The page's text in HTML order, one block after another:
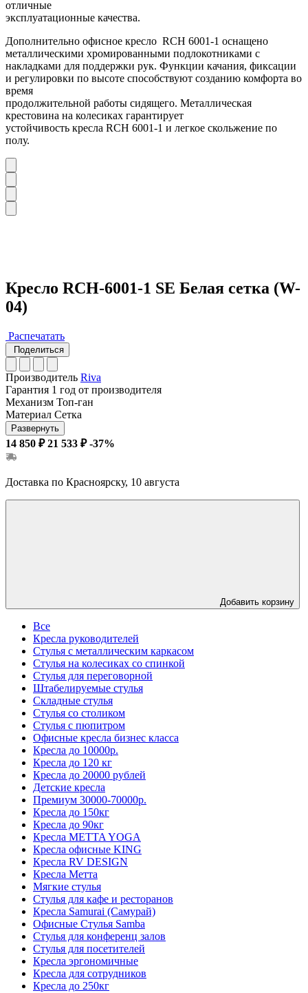
отличные
эксплуатационные качества.
Дополнительно офисное кресло RCH 6001-1 оснащено
металлическими хромированными подлокотниками с
накладками для поддержки рук. Функции качания, фиксации
и регулировки по высоте способствуют созданию комфорта во
время
продолжительной работы сидящего. Металлическая
крестовина на колесиках гарантирует
устойчивость кресла RCH 6001-1 и легкое скольжение по
полу.
Кресло RCH-6001-1 SE Белая сетка (W-
04)
Распечатать
Поделиться
Производитель Riva
Гарантия 1 год от производителя
Механизм Топ-ган
Материал Сетка
Развернуть
14 850 ₽ 21 533 ₽ -37%
Доставка по Красноярску, 10 августа
Добавить корзину
Все
Кресла руководителей
Стулья с металлическим каркасом
Стулья на колесиках со спинкой
Стулья для переговорной
Штабелируемые стулья
Складные стулья
Стулья со столиком
Стулья с пюпитром
Офисные кресла бизнес класса
Кресла до 10000р.
Кресла до 120 кг
Кресла до 20000 рублей
Детские кресла
Премиум 30000-70000р.
Кресла до 150кг
Кресла до 90кг
Кресла METTA YOGA
Кресла офисные KING
Кресла RV DESIGN
Кресла Метта
Мягкие стулья
Стулья для кафе и ресторанов
Кресла Samurai (Самурай)
Офисные Стулья Samba
Стулья для конференц залов
Стулья для посетителей
Кресла эргономичные
Кресла для сотрудников
Кресла до 250кг